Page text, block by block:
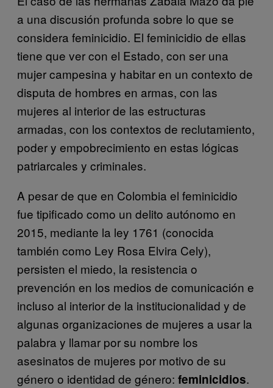
a una discusión profunda sobre lo que se
considera feminicidio. El feminicidio de ellas
tiene que ver con el Estado, con ser una
mujer campesina y habitar en un contexto de
disputa de hombres en armas, con las
mujeres al interior de las estructuras
armadas, con los contextos de reclutamiento,
poder y empobrecimiento en estas lógicas
patriarcales y criminales.
A pesar de que en Colombia el feminicidio
fue tipificado como un delito autónomo en
2015, mediante la ley 1761 (conocida
también como Ley Rosa Elvira Cely),
persisten el miedo, la resistencia o
prevención en los medios de comunicación e
incluso al interior de la institucionalidad y de
algunas organizaciones de mujeres a usar la
palabra y llamar por su nombre los
asesinatos de mujeres por motivo de su
género o identidad de género: feminicidios.